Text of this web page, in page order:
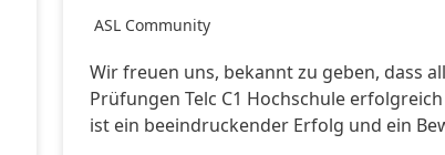
ASL Community
Wir freuen uns, bekannt zu geben, dass
Prüfungen Telc C1 Hochschule
ist ein beeindruckender Erfolg und ein